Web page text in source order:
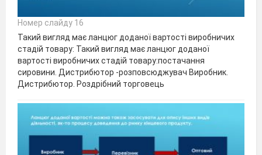
Номер слайду 16
Такий вигляд має ланцюг доданої вартості виробничих
стадій товару: Такий вигляд має ланцюг доданої
вартості виробничих стадій товару:постачання
сировини. Дистрибютор -розповсюджувач Виробник.
Дистрибютор. Роздрібний торговець